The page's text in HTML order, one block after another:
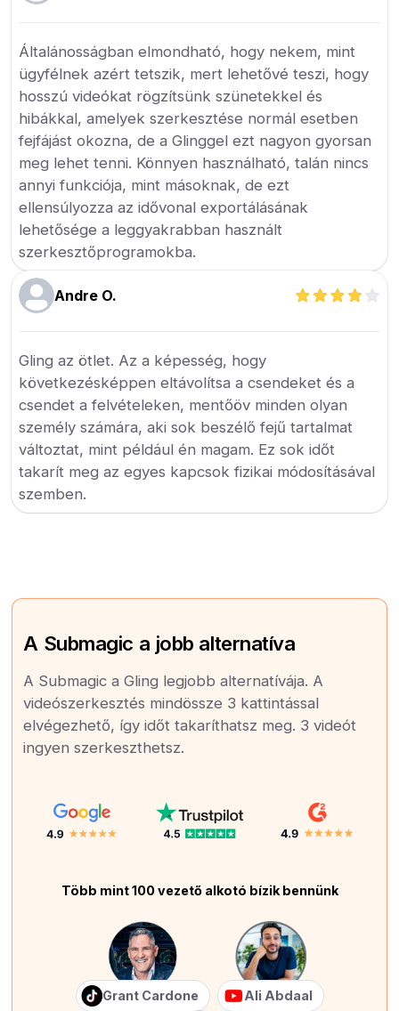
Általánosságban elmondható, hogy nekem, mint
ügyfélnek azért tetszik, mert lehetővé teszi, hogy
hosszú videókat rögzítsünk szünetekkel és
hibákkal, amelyek szerkesztése normál esetben
fejfájást okozna, de a Glinggel ezt nagyon gyorsan
meg lehet tenni. Könnyen használható, talán nincs
annyi funkciója, mint másoknak, de ezt
ellensúlyozza az idővonal exportálásának
lehetősége a leggyakrabban használt
szerkesztőprogramokba.
Andre O.
Gling az ötlet. Az a képesség, hogy
következésképpen eltávolítsa a csendeket és a
csendet a felvételeken, mentőöv minden olyan
személy számára, aki sok beszélő fejű tartalmat
változtat, mint például én magam. Ez sok időt
takarít meg az egyes kapcsok fizikai módosításával
szemben.
A Submagic a jobb alternatíva
A Submagic a Gling legjobb alternatívája. A
videószerkesztés mindössze 3 kattintással
elvégezhető, így időt takaríthatsz meg. 3 videót
ingyen szerkeszthetsz.
Több mint 100 vezető alkotó bízik bennünk
Grant Cardone Ali Abdaal